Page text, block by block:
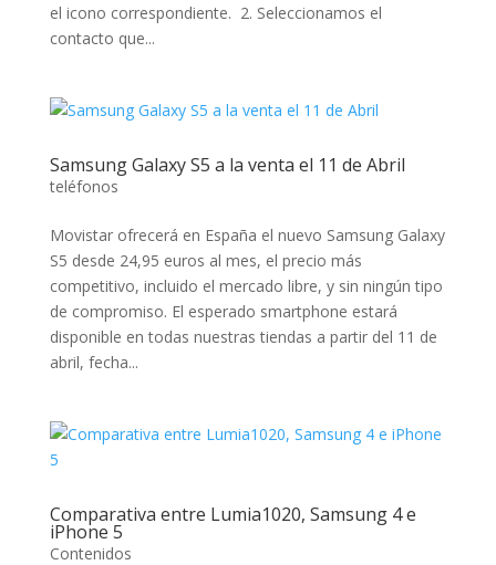
el icono correspondiente. 2. Seleccionamos el
contacto que...
Samsung Galaxy S5 a la venta el 11 de Abril
teléfonos
Movistar ofrecerá en España el nuevo Samsung Galaxy
S5 desde 24,95 euros al mes, el precio más
competitivo, incluido el mercado libre, y sin ningún tipo
de compromiso. El esperado smartphone estará
disponible en todas nuestras tiendas a partir del 11 de
abril, fecha...
Comparativa entre Lumia1020, Samsung 4 e
iPhone 5
Contenidos